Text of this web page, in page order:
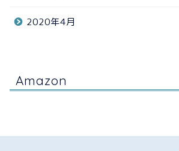
2020年4月
Amazon